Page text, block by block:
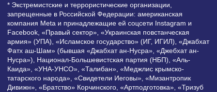
* Экстремистские и террористические организации,
запрещенные в Российской Федерации: американская
компания Meta и принадлежащие ей соцсети Instagram и
Facebook, «Правый сектор», «Украинская повстанческая
армия» (УПА), «Исламское государство» (ИГ, ИГИЛ), «Джабхат
Фатх аш-Шам» (бывшая «Джабхат ан-Нусра», «Джебхат ан-
Нусра»), Национал-Большевистская партия (НБП), «Аль-
Каида», «УНА-УНСО», «Талибан», «Меджлис крымско-
татарского народа», «Свидетели Иеговы», «Мизантропик
Дивижн», «Братство» Корчинского, «Артподготовка», «Тризуб